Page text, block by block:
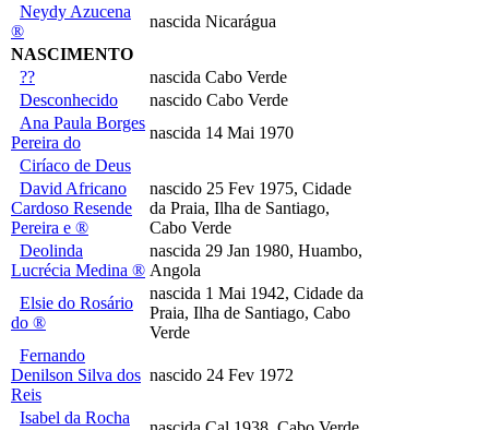
Neydy Azucena
®
nascida Nicarágua
NASCIMENTO
??
nascida Cabo Verde
Desconhecido
nascido Cabo Verde
Ana Paula Borges
Pereira do
nascida 14 Mai 1970
Ciríaco de Deus
David Africano
Cardoso Resende
Pereira e ®
nascido 25 Fev 1975, Cidade
da Praia, Ilha de Santiago,
Cabo Verde
Deolinda
Lucrécia Medina ®
nascida 29 Jan 1980, Huambo,
Angola
Elsie do Rosário
do ®
nascida 1 Mai 1942, Cidade da
Praia, Ilha de Santiago, Cabo
Verde
Fernando
Denilson Silva dos
Reis
nascido 24 Fev 1972
Isabel da Rocha